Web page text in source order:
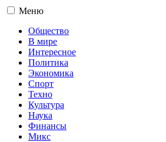
Меню
Общество
В мире
Интересное
Политика
Экономика
Спорт
Техно
Культура
Наука
Финансы
Микс